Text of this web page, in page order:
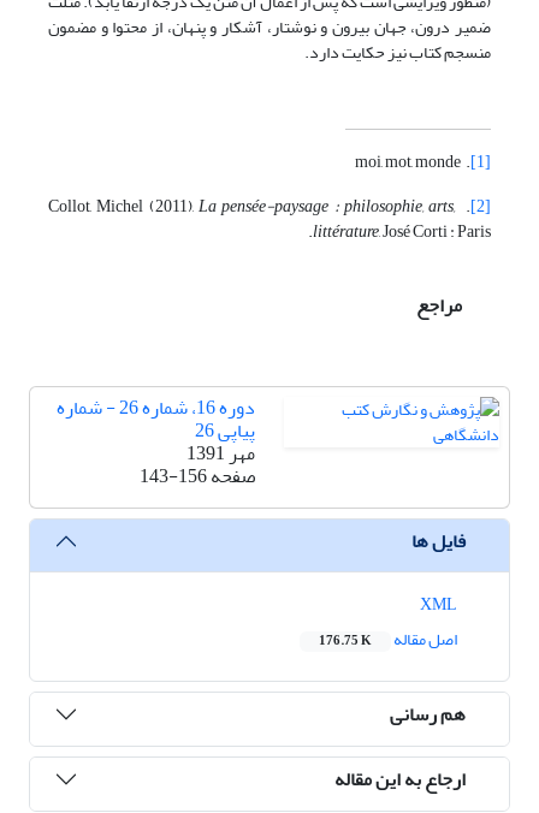
ضمیر درون، جهان بیرون و نوشتار، آشکار و پنهان، از محتوا و مضمون
منسجم کتاب نیز حکایت دارد.
[1]
. moi, mot, monde
[2]
. Collot, Michel (2011),
La pensée-paysage : philosophie, arts,
littérature, José Corti : Paris.
مراجع
دوره 16، شماره 26 - شماره
پیاپی 26
مهر 1391
صفحه143-156
فایل ها
اصل مقاله
176.75 K
هم رسانی
ارجاع به این مقاله